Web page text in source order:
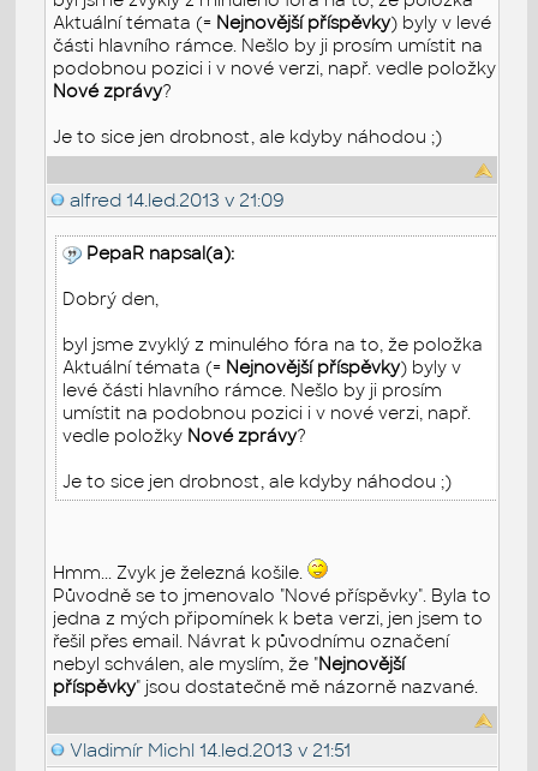
Aktuální témata (= Nejnovější příspěvky) byly v levé
části hlavního rámce. Nešlo by ji prosím umístit na
podobnou pozici i v nové verzi, např. vedle položky
Nové zprávy?
Je to sice jen drobnost, ale kdyby náhodou ;)
alfred 14.led.2013 v 21:09
PepaR napsal(a):
Dobrý den,
byl jsme zvyklý z minulého fóra na to, že položka
Aktuální témata (= Nejnovější příspěvky) byly v
levé části hlavního rámce. Nešlo by ji prosím
umístit na podobnou pozici i v nové verzi, např.
vedle položky Nové zprávy?
Je to sice jen drobnost, ale kdyby náhodou ;)
Hmm... Zvyk je železná košile.
Původně se to jmenovalo "Nové příspěvky". Byla to
jedna z mých připomínek k beta verzi, jen jsem to
řešil přes email. Návrat k původnímu označení
nebyl schválen, ale myslím, že "Nejnovější
příspěvky" jsou dostatečně mě názorně nazvané.
Vladimír Michl 14.led.2013 v 21:51